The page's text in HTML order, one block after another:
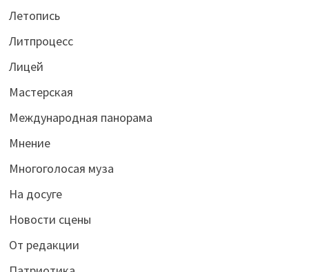
Летопись
Литпроцесс
Лицей
Мастерская
Международная панорама
Мнение
Многоголосая муза
На досуге
Новости сцены
От редакции